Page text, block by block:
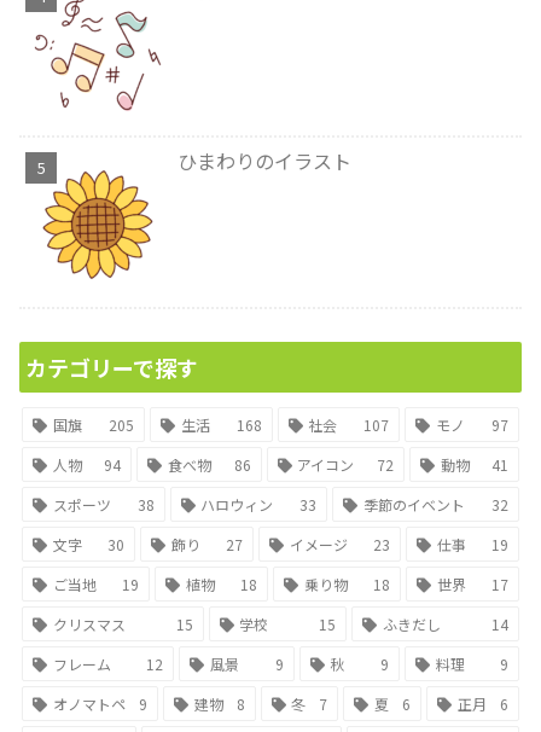
ひまわりのイラスト
カテゴリーで探す
国旗 205 生活 168 社会 107 モノ
97
人物
94 食べ物 86 アイコン 72 動物
41
スポーツ
38 ハロウィン 33 季節のイベント
32
文字
30 飾り 27 イメージ 23 仕事
19
ご当地
19 植物 18 乗り物 18 世界
17
クリスマス
15 学校 15 ふきだし
14
フレーム
12 風景 9 秋 9 料理
9
オノマトペ
9 建物 8 冬 7 夏 6 正月
6